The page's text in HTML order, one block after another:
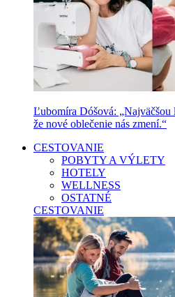
Ľubomíra Dóšová: „Najväčšou
že nové oblečenie nás zmení.“
CESTOVANIE
POBYTY A VÝLETY
HOTELY
WELLNESS
OSTATNÉ
CESTOVANIE